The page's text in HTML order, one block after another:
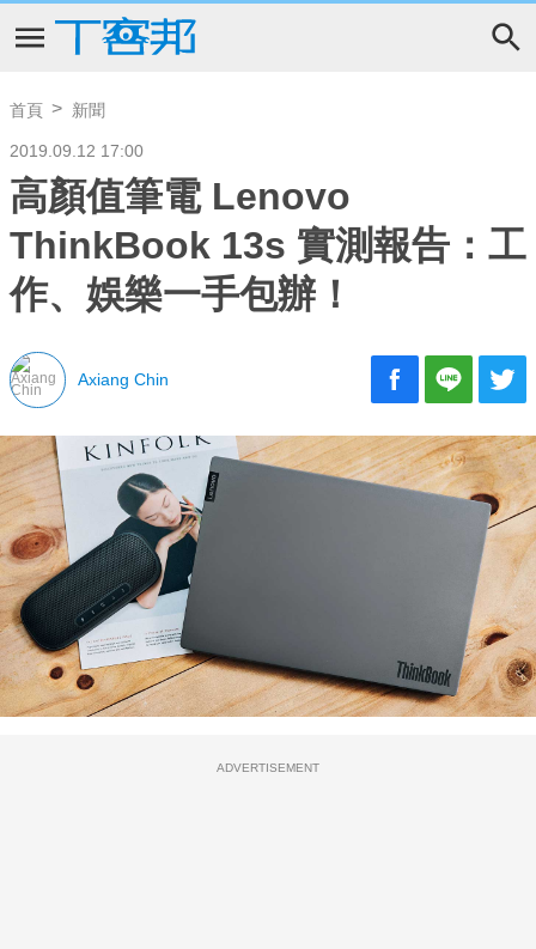
首頁 新聞
2019.09.12 17:00
高顏值筆電 Lenovo
ThinkBook 13s 實測報告：工
作、娛樂一手包辦！
Axiang Chin
ADVERTISEMENT